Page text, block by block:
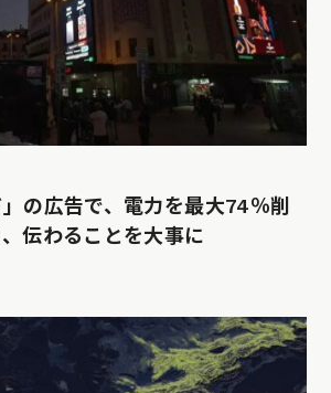
」の広告で、電力を最大74％削
伝わることを大事に